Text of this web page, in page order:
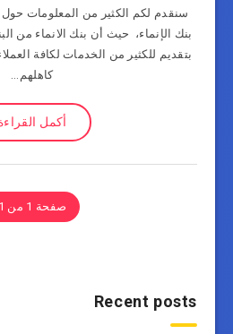
سنقدم لكم الكثير من المعلومات
بنك الإنماء، حيث أن بنك الانماء من
بتقديم للكثير من الخدمات لكافة
كاهلهم…
أكمل
صفحة 1 من 1
Recent posts